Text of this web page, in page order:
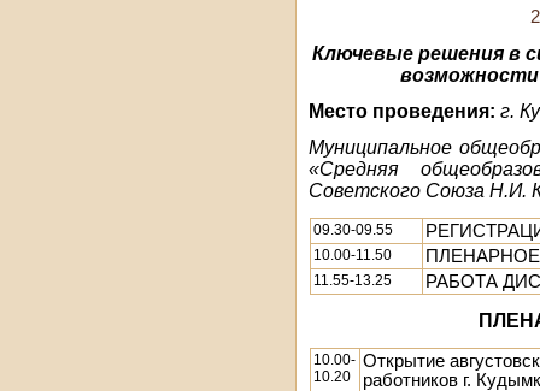
Ключевые решения в
возможности
Место проведения: г.
Муниципальное
«Средняя
Советского Союза Н.И.
09.30-09.55
10.00-11.50
11.55-13.25 РАБОТА
10.00-
10.20
Открытие
работников г.